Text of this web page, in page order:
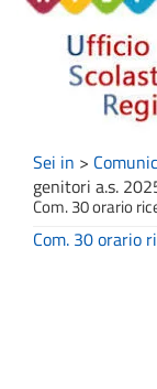
Sei in >
genitori a.s.
Com. 30 orario
Com. 30 orario